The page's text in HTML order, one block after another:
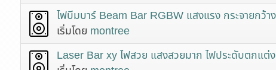
ไฟบีมบาร์ Beam Bar RGBW แสงแรง กระจายกว้า
เริ่มโดย montree
Laser Bar xy ไฟสวย แสงสวยมาก ไฟประดับตกแต่